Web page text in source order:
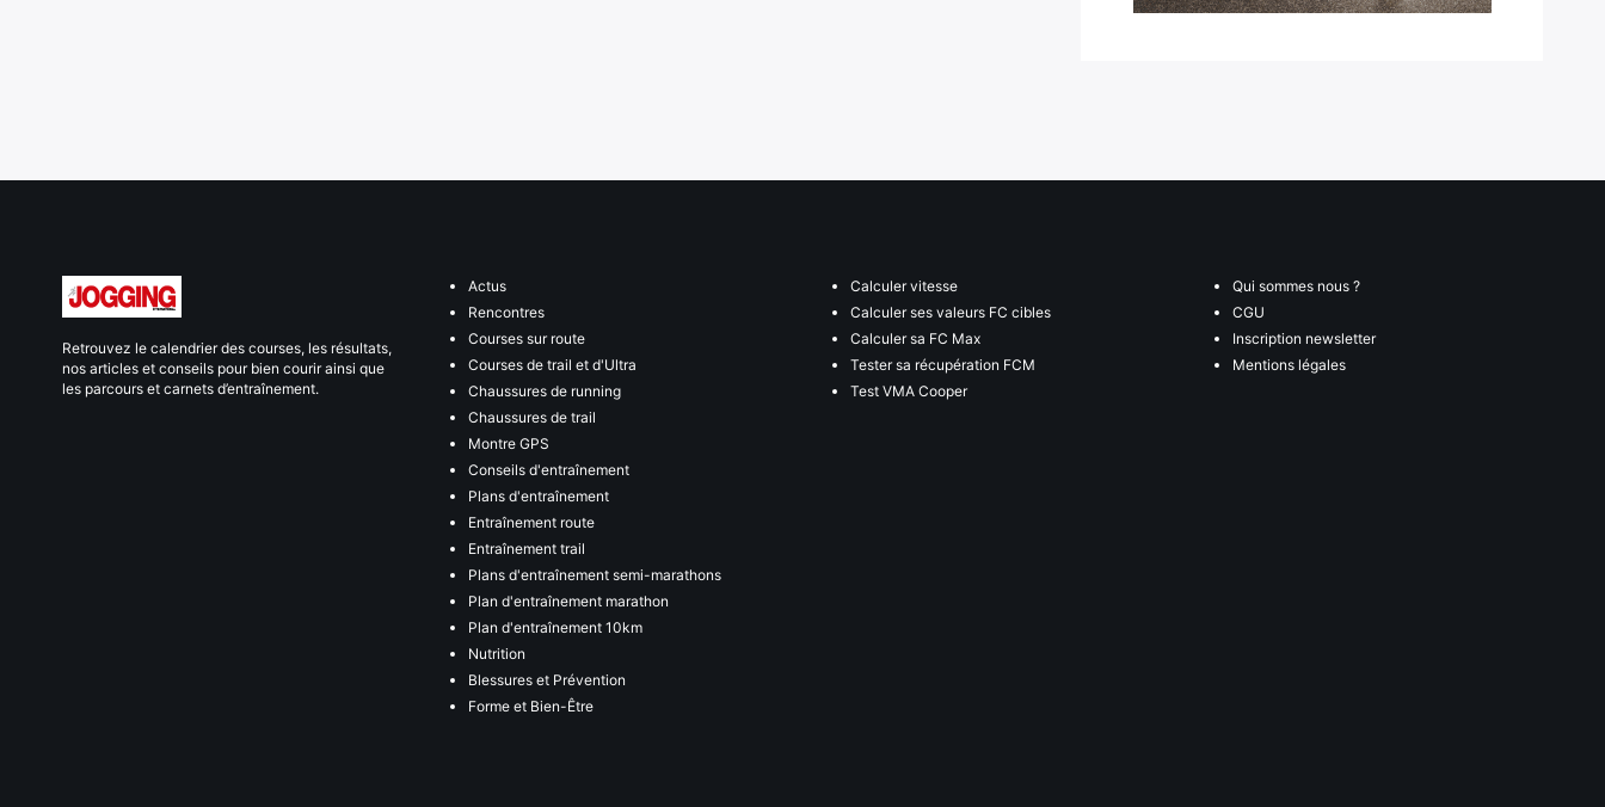
Retrouvez le calendrier des courses, les résultats,
nos articles et conseils pour bien courir ainsi que
les parcours et carnets d’entraînement.
Actus
Rencontres
Courses sur route
Courses de trail et d'Ultra
Chaussures de running
Chaussures de trail
Montre GPS
Conseils d'entraînement
Plans d'entraînement
Entraînement route
Entraînement trail
Plans d'entraînement semi-marathons
Plan d'entraînement marathon
Plan d'entraînement 10km
Nutrition
Blessures et Prévention
Forme et Bien-Être
Calculer vitesse
Calculer ses valeurs FC cibles
Calculer sa FC Max
Tester sa récupération FCM
Test VMA Cooper
Qui sommes nous ?
CGU
Inscription newsletter
Mentions légales